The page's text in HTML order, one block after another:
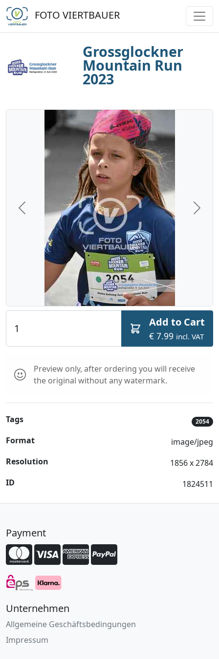
FOTO VIERTBAUER
Grossglockner
Mountain Run
2023
Previous Next
Add to Cart
€ 7.99 incl. VAT
Preview only, after ordering you will receive
the original without any watermark.
Tags 2054
Format
image/jpeg
Resolution
1856 x 2784
ID
1824511
Payment
Unternehmen
Allgemeine Geschäftsbedingungen
Impressum